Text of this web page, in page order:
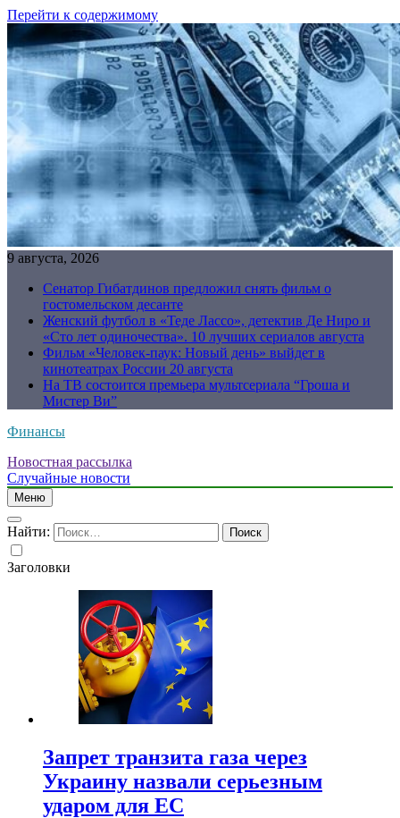
Перейти к содержимому
9 августа, 2026
Сенатор Гибатдинов предложил снять фильм о
гостомельском десанте
Женский футбол в «Теде Лассо», детектив Де Ниро и
«Сто лет одиночества». 10 лучших сериалов августа
Фильм «Человек-паук: Новый день» выйдет в
кинотеатрах России 20 августа
На ТВ состоится премьера мультсериала “Гроша и
Мистер Ви”
Финансы
Новостная рассылка
Случайные новости
Меню
Найти:
Заголовки
Запрет транзита газа через
Украину назвали серьезным
ударом для ЕС